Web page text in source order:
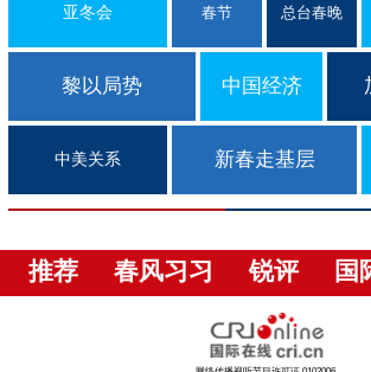
亚冬会 春节 总台春晚
黎以局势 中国经济
中美关系 新春走基层
推荐 春风习习 锐评 国